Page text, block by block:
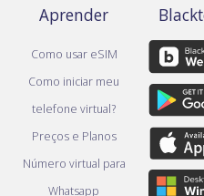
Aprender
Como usar eSIM
Como iniciar meu
telefone virtual?
Preços e Planos
Número virtual para
Whatsapp